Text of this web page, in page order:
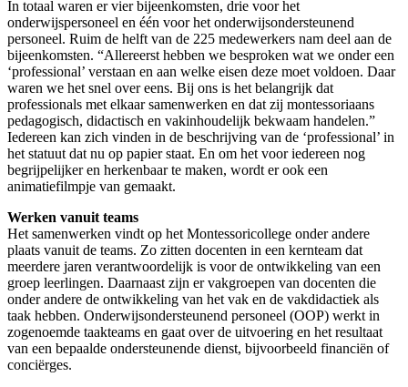
In totaal waren er vier bijeenkomsten, drie voor het
onderwijspersoneel en één voor het onderwijsondersteunend
personeel. Ruim de helft van de 225 medewerkers nam deel aan de
bijeenkomsten. “Allereerst hebben we besproken wat we onder een
‘professional’ verstaan en aan welke eisen deze moet voldoen. Daar
waren we het snel over eens. Bij ons is het belangrijk dat
professionals met elkaar samenwerken en dat zij montessoriaans
pedagogisch, didactisch en vakinhoudelijk bekwaam handelen.”
Iedereen kan zich vinden in de beschrijving van de ‘professional’ in
het statuut dat nu op papier staat. En om het voor iedereen nog
begrijpelijker en herkenbaar te maken, wordt er ook een
animatiefilmpje van gemaakt.
Werken vanuit teams
Het samenwerken vindt op het Montessoricollege onder andere
plaats vanuit de teams. Zo zitten docenten in een kernteam dat
meerdere jaren verantwoordelijk is voor de ontwikkeling van een
groep leerlingen. Daarnaast zijn er vakgroepen van docenten die
onder andere de ontwikkeling van het vak en de vakdidactiek als
taak hebben. Onderwijsondersteunend personeel (OOP) werkt in
zogenoemde taakteams en gaat over de uitvoering en het resultaat
van een bepaalde ondersteunende dienst, bijvoorbeeld financiën of
conciërges.